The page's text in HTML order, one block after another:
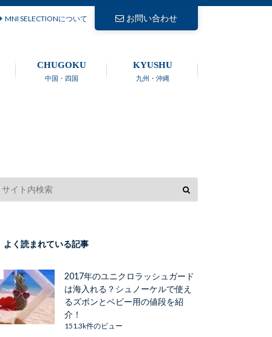
お問い合わせ
MNI SELECTIONについて
中国・四国
CHUGOKU
九州・沖縄
KYUSHU
よく読まれている記事
2017年のユニクロラッシュガード
は海入れる？シュノーケルで使え
るズボンとベビー用の値段を紹
介！
151.3k件のビュー